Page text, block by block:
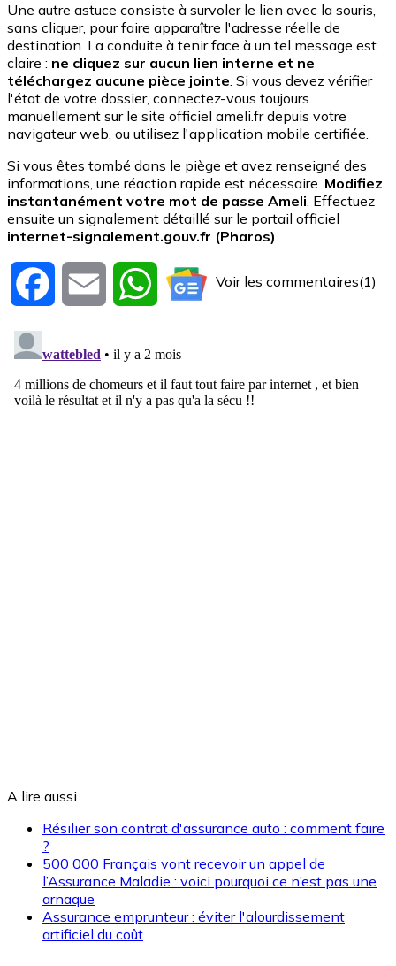
Une autre astuce consiste à survoler le lien avec la souris,
sans cliquer, pour faire apparaître l'adresse réelle de
destination. La conduite à tenir face à un tel message est
claire : ne cliquez sur aucun lien interne et ne
téléchargez aucune pièce jointe. Si vous devez vérifier
l'état de votre dossier, connectez-vous toujours
manuellement sur le site officiel ameli.fr depuis votre
navigateur web, ou utilisez l'application mobile certifiée.
Si vous êtes tombé dans le piège et avez renseigné des
informations, une réaction rapide est nécessaire. Modifiez
instantanément votre mot de passe Ameli. Effectuez
ensuite un signalement détaillé sur le portail officiel
internet-signalement.gouv.fr (Pharos).
Facebook Email WhatsAppVoir les commentaires(1)
A lire aussi
Résilier son contrat d'assurance auto : comment faire
?
500 000 Français vont recevoir un appel de
l’Assurance Maladie : voici pourquoi ce n’est pas une
arnaque
Assurance emprunteur : éviter l'alourdissement
artificiel du coût